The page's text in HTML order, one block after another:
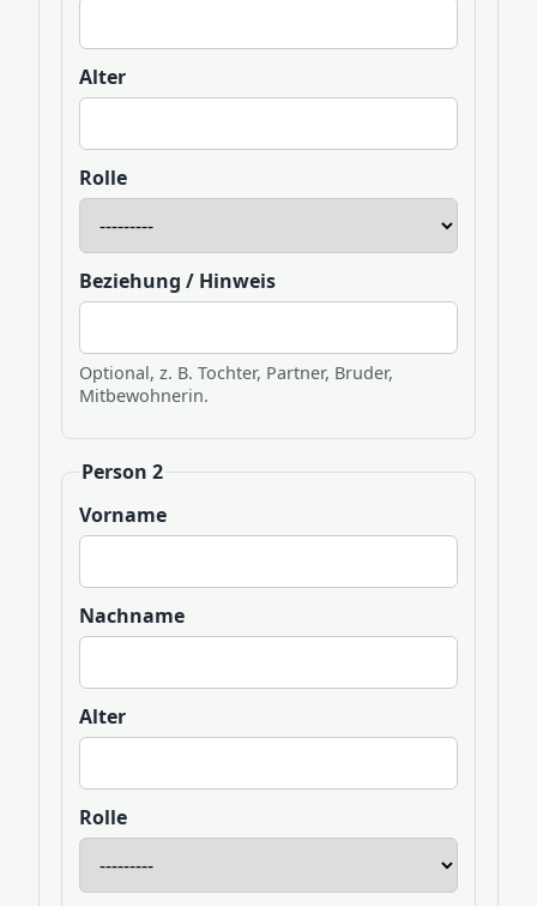
Alter
Rolle
Beziehung / Hinweis
Optional, z. B. Tochter, Partner, Bruder,
Mitbewohnerin.
Person 2
Vorname
Nachname
Alter
Rolle